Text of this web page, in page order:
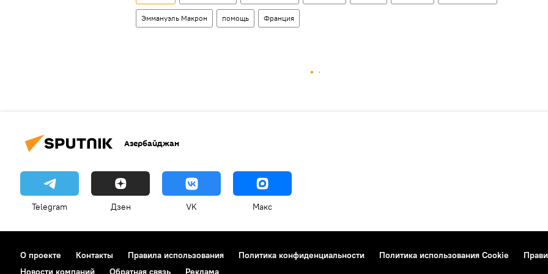
Эммануэль Макрон помощь Франция
Азербайджан
Telegram Дзен VK Макс
О проекте Контакты Правила использования Политика конфиденциальности Политика использования Cookie
Новости компаний
Обратная связь Реклама